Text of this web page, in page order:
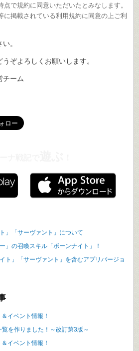
で規約に同意いただいたとみなします。
に掲載されている利用規約に同意の上ご利
。
ぞよろしくお願いします。
チーム
」「サーヴァント」について
」の召喚スキル「ボーンナイト」！
ト」「サーヴァント」を含むアプリバージョ
イベント情報！
覧を作りました！～改訂第3版～
イベント情報！